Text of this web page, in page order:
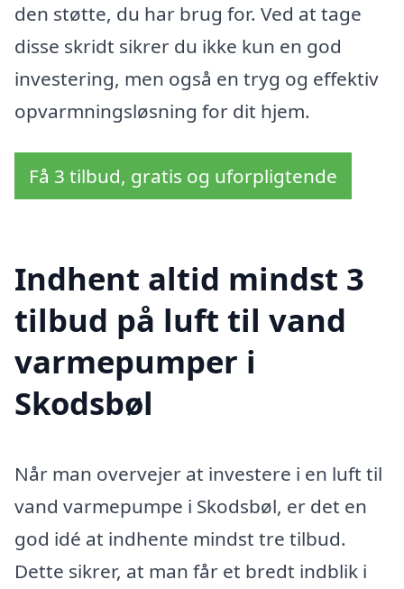
den støtte, du har brug for. Ved at tage
disse skridt sikrer du ikke kun en god
investering, men også en tryg og effektiv
opvarmningsløsning for dit hjem.
Få 3 tilbud, gratis og uforpligtende
Indhent altid mindst 3
tilbud på luft til vand
varmepumper i
Skodsbøl
Når man overvejer at investere i en luft til
vand varmepumpe i Skodsbøl, er det en
god idé at indhente mindst tre tilbud.
Dette sikrer, at man får et bredt indblik i